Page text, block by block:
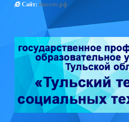
Сайт: бпоото.рф